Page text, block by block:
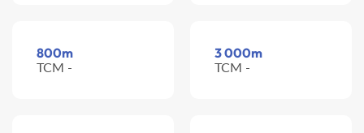
800m
TCM -
3 000m
TCM -